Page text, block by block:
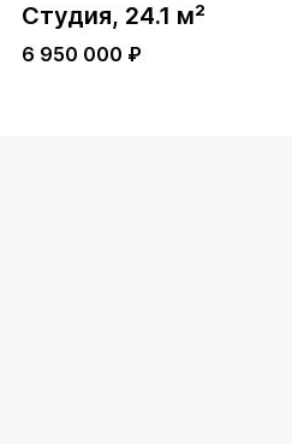
Студия, 24.1 м²
6 950 000 ₽